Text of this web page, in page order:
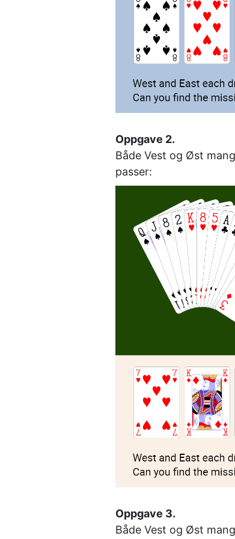
Oppgave 2.
Både Vest og Øst
passer:
Oppgave 3.
Både Vest og Øst